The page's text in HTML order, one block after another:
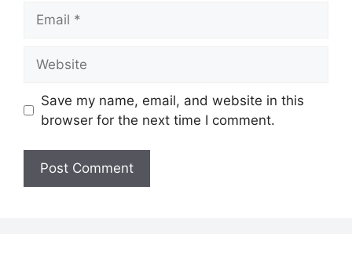
Save my name, email, and website in this
browser for the next time I comment.